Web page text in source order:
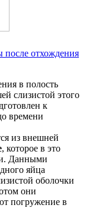
после отхождения
в полость
слизистой этого
к
времени
из внешней
, которое в это
Данными
яйца
оболочки
они
погружение в